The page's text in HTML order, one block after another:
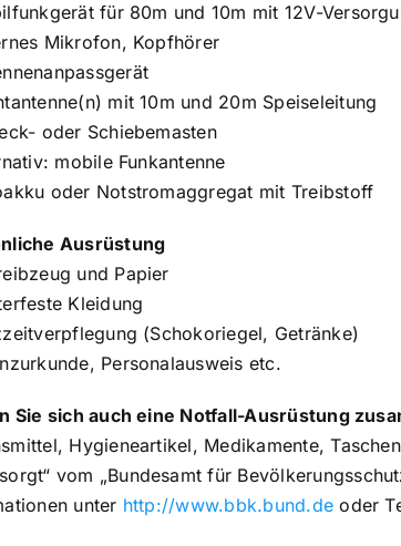
für 80m und 10m mit 12V-
Mikrofon, Kopfhörer
mit 10m und 20m Speiseleitung
oder Schiebemasten
mobile Funkantenne
oder Notstromaggregat mit Treibstoff
Ausrüstung
und Papier
Kleidung
(Schokoriegel, Getränke)
Personalausweis etc.
Sie sich auch eine Notfall-Ausrüstung
Hygieneartikel, Medikamente,
vom „Bundesamt für
unter http://www.bbk.bund.de oder